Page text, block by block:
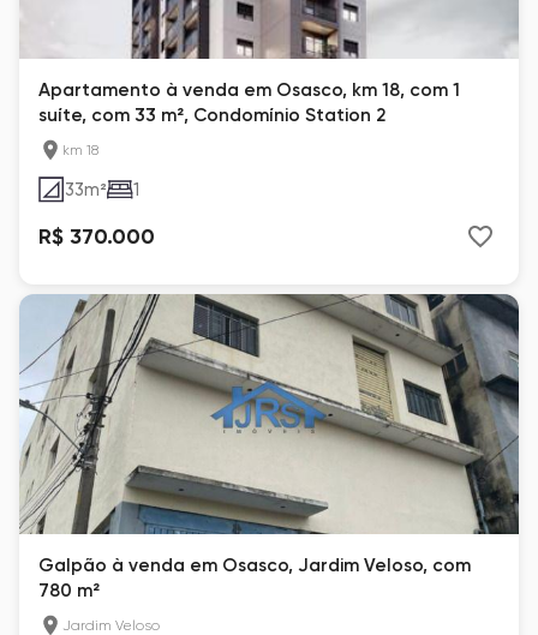
Apartamento à venda em Osasco, km 18, com 1
suíte, com 33 m², Condomínio Station 2
km 18
33m² 1
R$ 370.000
Galpão à venda em Osasco, Jardim Veloso, com
780 m²
Jardim Veloso